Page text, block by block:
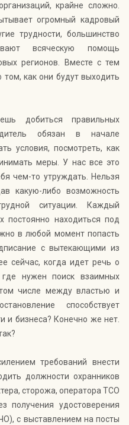
крайне сложно.
огромный кадровый
трудности, большинство
всяческую помощь
регионов. Вместе с тем
как они будут выходить
добиться правильных
обязан в начале
условия, посмотреть, как
меры. У нас все это
чем-то утруждать. Нельзя
какую-либо возможность
ситуации. Каждый
постоянно находиться под
в любой момент попасть
с вытекающими из
сейчас, когда идет речь о
где нужен поиск взаимных
числе между властью и
способствует
и бизнеса? Конечно же нет.
требований внести
должности охранников
сторожа, оператора ТСО
получения удостоверения
с выставлением на посты